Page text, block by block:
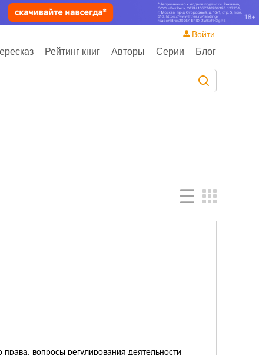
Рейтинг книг Авторы Серии Блог
Войти
вопросы регулирования деятельности